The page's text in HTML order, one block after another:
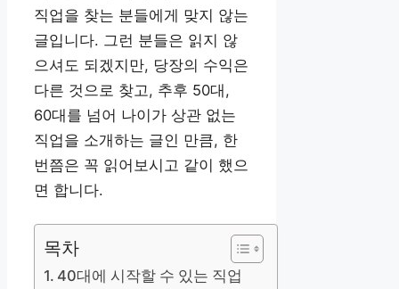
직업을 찾는 분들에게 맞지 않는
글입니다. 그런 분들은 읽지 않
으셔도 되겠지만, 당장의 수익은
다른 것으로 찾고, 추후 50대,
60대를 넘어 나이가 상관 없는
직업을 소개하는 글인 만큼, 한
번쯤은 꼭 읽어보시고 같이 했으
면 합니다.
목차
40대에 시작할 수 있는 직업